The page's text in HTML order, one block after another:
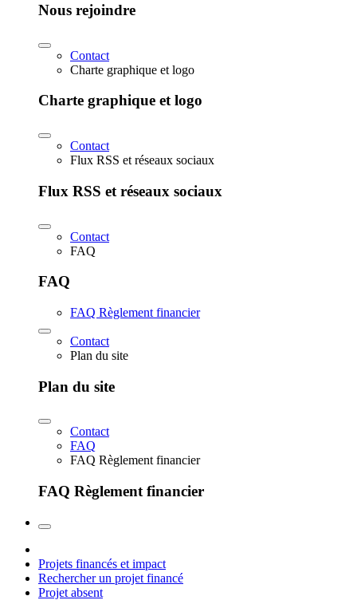
Nous rejoindre
Contact
Charte graphique et logo
Charte graphique et logo
Contact
Flux RSS et réseaux sociaux
Flux RSS et réseaux sociaux
Contact
FAQ
FAQ
FAQ Règlement financier
Contact
Plan du site
Plan du site
Contact
FAQ
FAQ Règlement financier
FAQ Règlement financier
Projets financés et impact
Rechercher un projet financé
Projet absent